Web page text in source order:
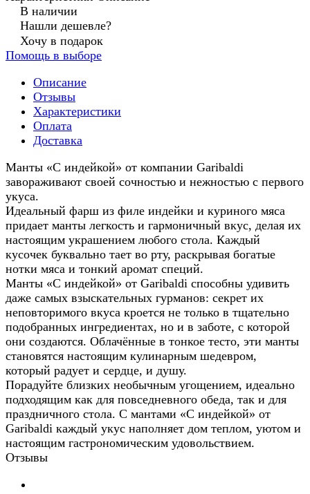
В наличии
Нашли дешевле?
Хочу в подарок
Помощь в выборе
Описание
Отзывы
Характеристики
Оплата
Доставка
Манты «С индейкой» от компании Garibaldi
завораживают своей сочностью и нежностью с первого
укуса.
Идеальный фарш из филе индейки и куриного мяса
придает манты легкость и гармоничный вкус, делая их
настоящим украшением любого стола. Каждый
кусочек буквально тает во рту, раскрывая богатые
нотки мяса и тонкий аромат специй.
Манты «С индейкой» от Garibaldi способны удивить
даже самых взыскательных гурманов: секрет их
неповторимого вкуса кроется не только в тщательно
подобранных ингредиентах, но и в заботе, с которой
они создаются. Облачённые в тонкое тесто, эти манты
становятся настоящим кулинарным шедевром,
который радует и сердце, и душу.
Порадуйте близких необычным угощением, идеально
подходящим как для повседневного обеда, так и для
праздничного стола. С мантами «С индейкой» от
Garibaldi каждый укус наполняет дом теплом, уютом и
настоящим гастрономическим удовольствием.
Отзывы